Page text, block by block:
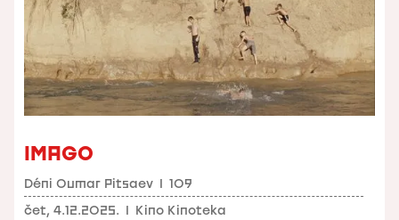
IMAGO
Déni Oumar Pitsaev I 109
čet, 4.12.2025. I Kino Kinoteka